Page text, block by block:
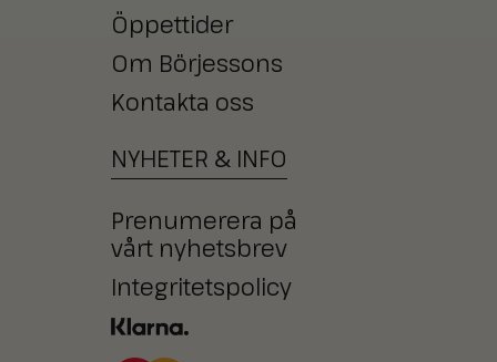
Öppettider
Om Börjessons
Kontakta oss
NYHETER & INFO
Prenumerera på
vårt nyhetsbrev
Integritetspolicy